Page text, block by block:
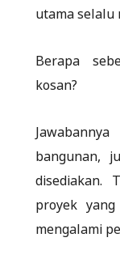
utama selalu
Berapa
kosan?
bangunan,
disediakan.
proyek
mengalami